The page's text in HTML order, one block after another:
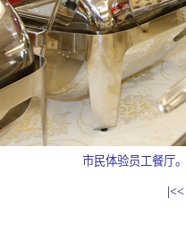
市民体验员工餐厅
|<<